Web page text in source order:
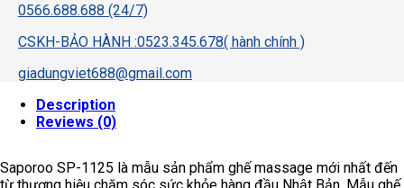
0566.688.688 (24/7)
CSKH-BẢO HÀNH :0523.345.678( hành chính )
giadungviet688@gmail.com
Description
Reviews (0)
Saporoo SP-1125 là mẫu sản phẩm ghế massage mới nhất đến
từ thương hiệu chăm sóc sức khỏe hàng đầu Nhật Bản. Mẫu ghế